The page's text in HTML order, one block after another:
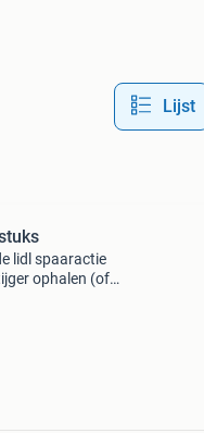
Lijst
lidl spaaractie
ophalen (of)